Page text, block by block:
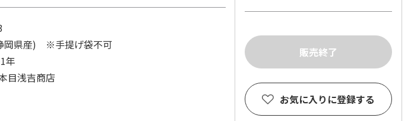
岡県産) ※手提げ袋不可
年
目浅吉商店
お気に入りに登録する